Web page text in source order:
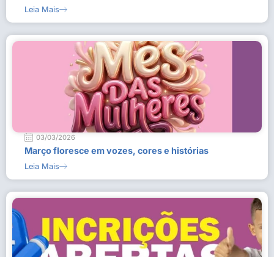
Leia Mais
03/03/2026
Março floresce em vozes, cores e histórias
Leia Mais